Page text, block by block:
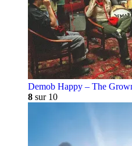
Demob Happy – The
8 sur 10